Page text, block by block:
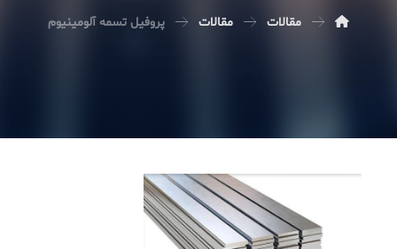
مقالات مقالات پروفیل تسمه آلومینیوم